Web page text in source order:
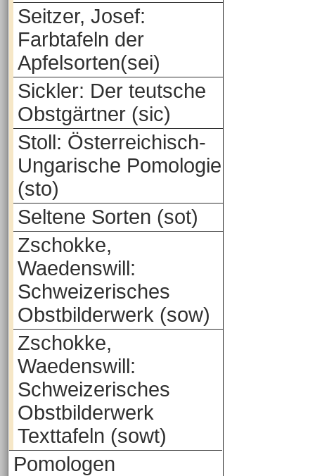
Seitzer, Josef:
Farbtafeln der
Apfelsorten(sei)
Sickler: Der teutsche
Obstgärtner (sic)
Stoll: Österreichisch-
Ungarische Pomologie
(sto)
Seltene Sorten (sot)
Zschokke,
Waedenswill:
Schweizerisches
Obstbilderwerk (sow)
Zschokke,
Waedenswill:
Schweizerisches
Obstbilderwerk
Texttafeln (sowt)
Pomologen